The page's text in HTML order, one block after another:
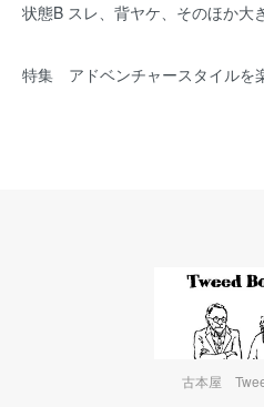
状態B スレ、背ヤケ、そのほか大
特集 アドベンチャースタイルを
古本屋